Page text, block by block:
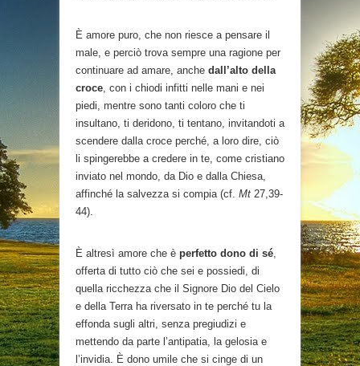
È amore puro, che non riesce a pensare il
male, e perciò trova sempre una ragione per
continuare ad amare, anche dall’alto della
croce , con i chiodi infitti nelle mani e nei
piedi, mentre sono tanti coloro che ti
insultano, ti deridono, ti tentano, invitandoti a
scendere dalla croce perché, a loro dire, ciò
li spingerebbe a credere in te, come cristiano
inviato nel mondo, da Dio e dalla Chiesa,
affinché la salvezza si compia (cf. Mt 27,39-
44).
È altresì amore che è perfetto dono di sé
offerta di tutto ciò che sei e possiedi, di
quella ricchezza che il Signore Dio del Cielo
e della Terra ha riversato in te perché tu la
effonda sugli altri, senza pregiudizi e
mettendo da parte l’antipatia, la gelosia e
l’invidia. È dono umile che si cinge di un